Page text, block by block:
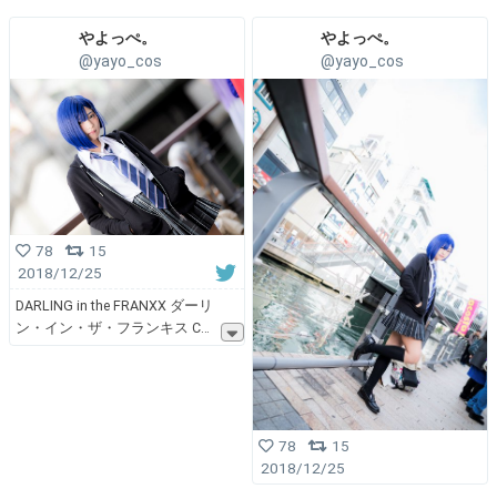
やよっぺ。
@yayo_cos
78
15
2018/12/25
DARLING in the FRANXX ダーリ
ン・イン・ザ・フランキス C
やよっぺ。
@yayo_cos
78
15
2018/12/25